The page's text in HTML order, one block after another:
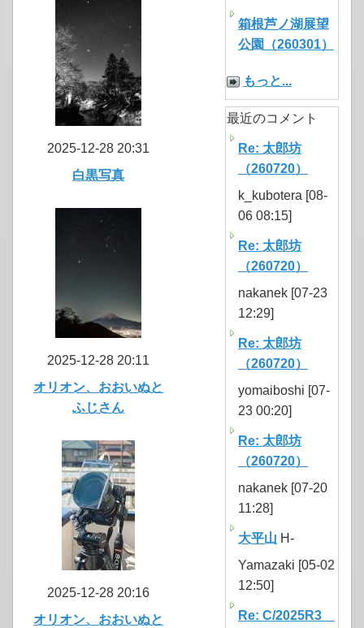
2025-12-28 20:31
白黒写真
2025-12-28 20:11
オリオン、おおいぬと
ふじさん
2025-12-28 20:16
オリオン、おおいぬと
箱根芦ノ湖展望
公園（260301）
もっと...
最近のコメント
Re: 太郎坊
（260720）
k_kubotera [08-
06 08:15]
Re: 太郎坊
（260720）
nakanek [07-23
12:29]
Re: 太郎坊
（260720）
yomaiboshi [07-
23 00:20]
Re: 太郎坊
（260720）
nakanek [07-20
11:28]
大平山 H-
Yamazaki [05-02
12:50]
Re: C/2025R3